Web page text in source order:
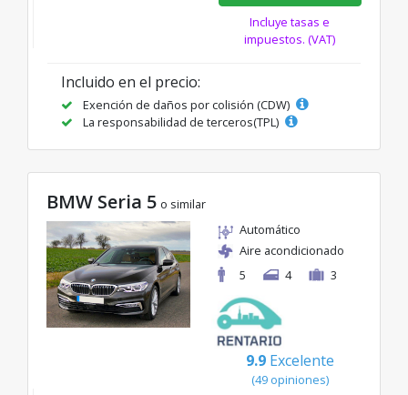
Incluye tasas e
impuestos. (VAT)
Incluido en el precio:
Exención de daños por colisión (CDW)
La responsabilidad de terceros(TPL)
BMW Seria 5 o similar
Automático
Aire acondicionado
5
4 3
9.9 Excelente
(49 opiniones)